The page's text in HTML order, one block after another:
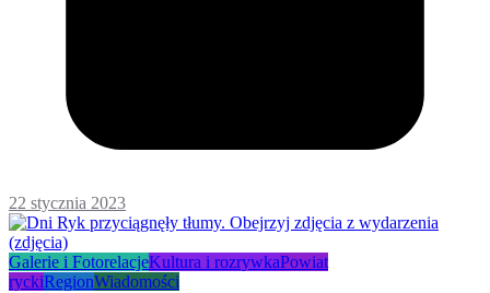
22 stycznia 2023
Galerie i FotorelacjeKultura i rozrywkaPowiat
ryckiRegionWiadomości